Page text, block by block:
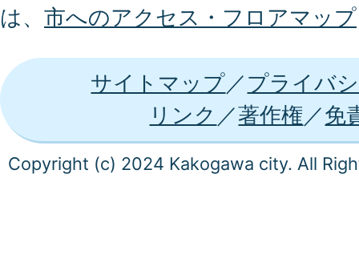
は、 市へのアクセス・フロアマップ
サイトマップ
プライバ
リンク
著作権 免
Copyright (c) 2024 Kakogawa city. All